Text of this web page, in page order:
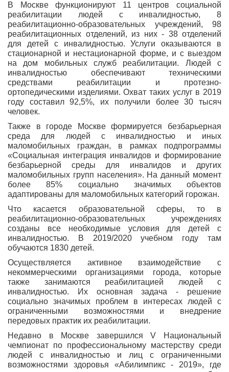
В Москве функционируют 11 центров социальной
реабилитации людей с инвалидностью, 8
реабилитационно-образовательных учреждений, 98
реабилитационных отделений, из них - 38 отделений
для детей с инвалидностью. Услуги оказываются в
стационарной и нестационарной форме, и с выездом
на дом мобильных служб реабилитации. Людей с
инвалидностью обеспечивают техническими
средствами реабилитации и протезно-
ортопедическими изделиями. Охват таких услуг в 2019
году составил 92,5%, их получили более 30 тысяч
человек.
Также в городе Москве формируется безбарьерная
среда для людей с инвалидностью и иных
маломобильных граждан, в рамках подпрограммы
«Социальная интеграция инвалидов и формирование
безбарьерной среды для инвалидов и других
маломобильных групп населения». На данный момент
более 85% социально значимых объектов
адаптированы для маломобильных категорий горожан.
Что касается образовательной сферы, то в
реабилитационно-образовательных учреждениях
созданы все необходимые условия для детей с
инвалидностью. В 2019/2020 учебном году там
обучаются 1830 детей.
Осуществляется активное взаимодействие с
некоммерческими организациями города, которые
также занимаются реабилитацией людей с
инвалидностью. Их основная задача - решение
социально значимых проблем в интересах людей с
ограниченными возможностями и внедрение
передовых практик их реабилитации.
Недавно в Москве завершился V Национальный
чемпионат по профессиональному мастерству среди
людей с инвалидностью и лиц с ограниченными
возможностями здоровья «Абилимпикс - 2019», где